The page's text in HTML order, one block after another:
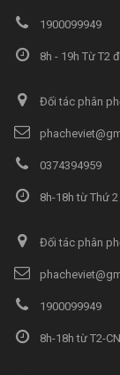
1900099949
8h - 19h Từ T2
Đối tác phân
0374394959
8h-18h từ Thứ
Đối tác phân
1900099949
8h-18h từ T2-CN